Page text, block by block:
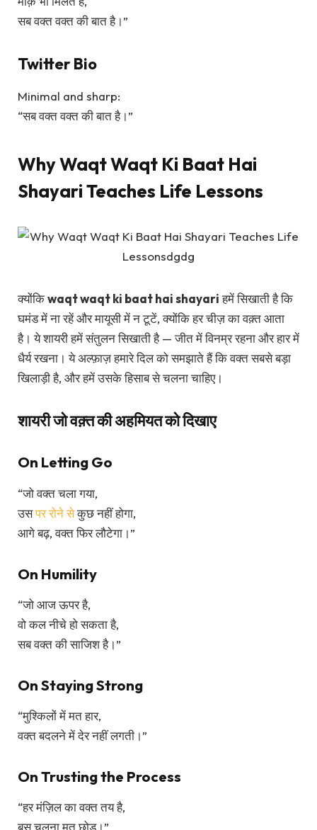
सब वक्त वक्त की बात है।”
Twitter Bio
Minimal and sharp:
“सब वक्त वक्त की बात है।”
Why Waqt Waqt Ki Baat Hai
Shayari Teaches Life Lessons
क्योंकिwaqt waqt ki baat hai shayariहमें सिखाती है कि
घमंड में ना रहें और मायूसी में न टूटें, क्योंकि हर चीज़ का वक़्त आता
है। ये शायरी हमें संतुलन सिखाती है — जीत में विनम्र रहना और हार में
धैर्य रखना। ये अल्फ़ाज़ हमारे दिल को समझाते हैं कि वक्त सबसे बड़ा
खिलाड़ी है, और हमें उसके हिसाब से चलना चाहिए।
शायरी जो वक़्त की अहमियत को दिखाए
On Letting Go
“जो वक्त चला गया,
उसपर रोने सेकुछ नहीं होगा,
आगे बढ़, वक्त फिर लौटेगा।”
On Humility
“जो आज ऊपर है,
वो कल नीचे हो सकता है,
सब वक्त की साजिश है।”
On Staying Strong
“मुश्किलों में मत हार,
वक्त बदलने में देर नहीं लगती।”
On Trusting the Process
“हर मंज़िल का वक्त तय है,